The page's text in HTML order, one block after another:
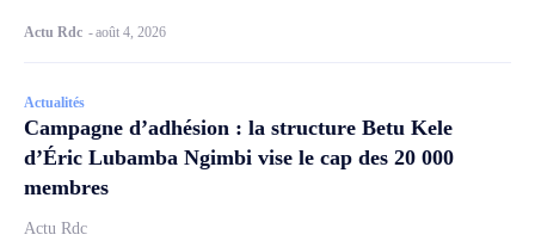
Actu Rdc -août 4, 2026
Actualités
Campagne d’adhésion : la structure Betu Kele
d’Éric Lubamba Ngimbi vise le cap des 20 000
membres
Actu Rdc